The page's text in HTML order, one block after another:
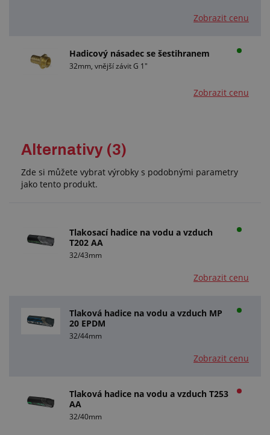
Zobrazit cenu
Hadicový násadec se šestihranem
32mm, vnější závit G 1"
Zobrazit cenu
Alternativy (3)
Zde si můžete vybrat výrobky s podobnými parametry
jako tento produkt.
Tlakosací hadice na vodu a vzduch
T202 AA
32/43mm
Zobrazit cenu
Tlaková hadice na vodu a vzduch MP
20 EPDM
32/44mm
Zobrazit cenu
Tlaková hadice na vodu a vzduch T253
AA
32/40mm